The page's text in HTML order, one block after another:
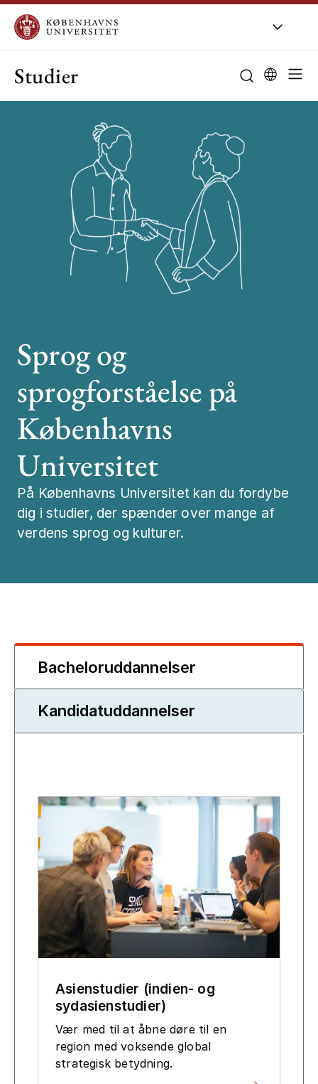
Studier
Sprog og
sprogforståelse på
Københavns
Universitet
På Københavns Universitet kan du fordybe
dig i studier, der spænder over mange af
verdens sprog og kulturer.
Bacheloruddannelser
Kandidatuddannelser
Asienstudier (indien- og
sydasienstudier)
Vær med til at åbne døre til en
region med voksende global
strategisk betydning.